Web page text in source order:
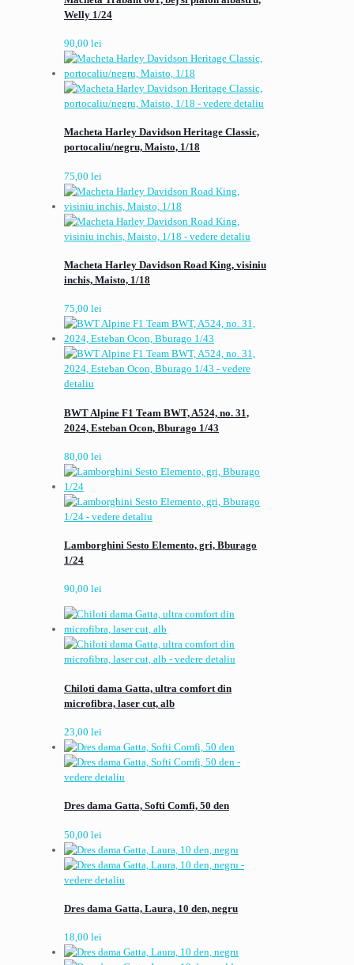
Welly 1/24
90,00 lei
Macheta Harley Davidson Heritage Classic,
portocaliu/negru, Maisto, 1/18
75,00 lei
Macheta Harley Davidson Road King, visiniu
inchis, Maisto, 1/18
75,00 lei
BWT Alpine F1 Team BWT, A524, no. 31,
2024, Esteban Ocon, Bburago 1/43
80,00 lei
Lamborghini Sesto Elemento, gri, Bburago
1/24
90,00 lei
Chiloti dama Gatta, ultra comfort din
microfibra, laser cut, alb
23,00 lei
Dres dama Gatta, Softi Comfi, 50 den
50,00 lei
Dres dama Gatta, Laura, 10 den, negru
18,00 lei